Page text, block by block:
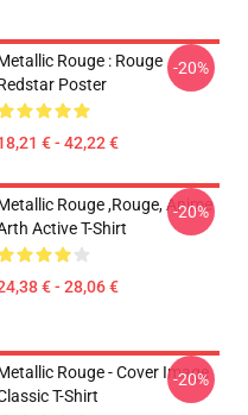
Rouge : Rouge
Poster
€ - 42,22 €
-20%
Rouge ,rouge, Anime
Active T-Shirt
€ - 28,06 €
-20%
Rouge - Cover Image
T-Shirt
-20%